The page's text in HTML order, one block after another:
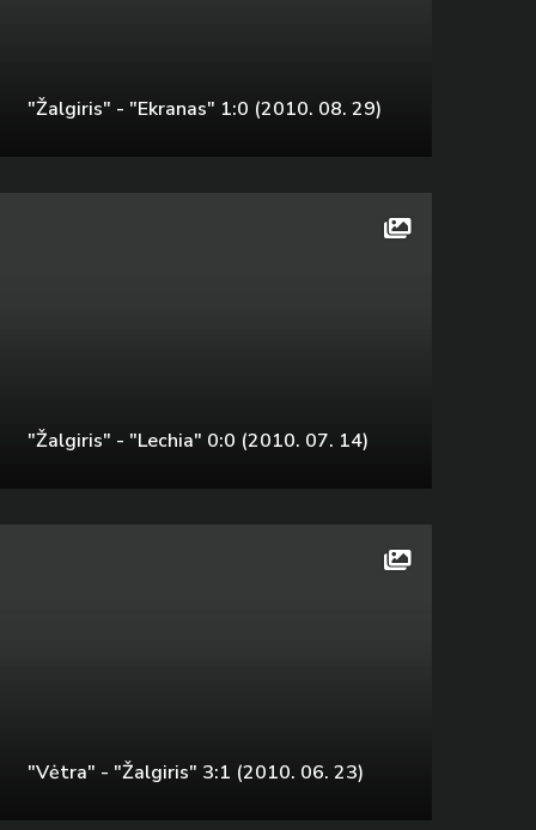
"Žalgiris" - "Ekranas" 1:0 (2010. 08. 29)
"Žalgiris" - "Lechia" 0:0 (2010. 07. 14)
"Vėtra" - "Žalgiris" 3:1 (2010. 06. 23)